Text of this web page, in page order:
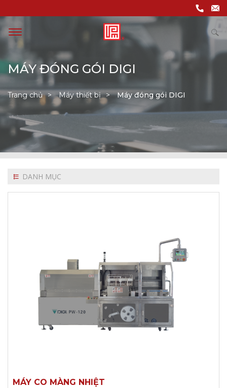
MÁY ĐÓNG GÓI DIGI
Trang chủ Máy thiết bị Máy đóng gói DIGI
DANH MỤC
MÁY CO MÀNG NHIỆT